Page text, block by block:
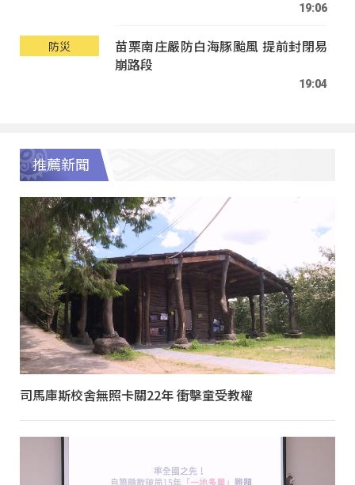
19:06
防災
苗栗南庄嚴防白海豚颱風 提前封閉易
崩路段
19:04
推薦新聞
司馬庫斯校舍無照卡關22年 衝擊童受教權